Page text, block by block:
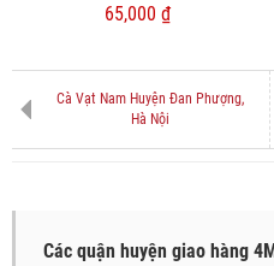
65,000 ₫
Cà Vạt Nam Huyện Đan Phượng,
Hà Nội
Các quận huyện giao hàng